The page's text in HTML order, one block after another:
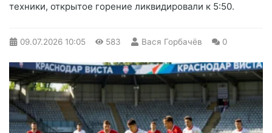
техники, открытое горение ликвидировали к 5:50.
09.07.2026 10:05 583 Вася Горбачёв 0